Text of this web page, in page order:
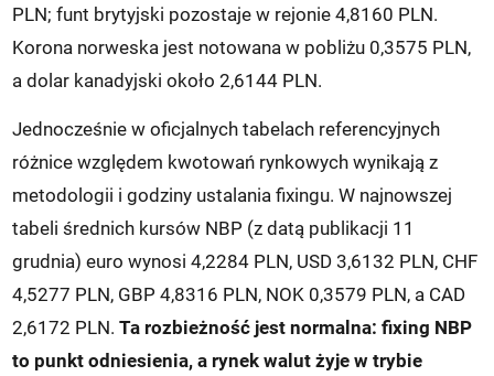
PLN; funt brytyjski pozostaje w rejonie 4,8160 PLN.
Korona norweska jest notowana w pobliżu 0,3575 PLN,
a dolar kanadyjski około 2,6144 PLN.
Jednocześnie w oficjalnych tabelach referencyjnych
różnice względem kwotowań rynkowych wynikają z
metodologii i godziny ustalania fixingu. W najnowszej
tabeli średnich kursów NBP (z datą publikacji 11
grudnia) euro wynosi 4,2284 PLN, USD 3,6132 PLN, CHF
4,5277 PLN, GBP 4,8316 PLN, NOK 0,3579 PLN, a CAD
2,6172 PLN.Ta rozbieżność jest normalna: fixing NBP
to punkt odniesienia, a rynek walut żyje w trybie